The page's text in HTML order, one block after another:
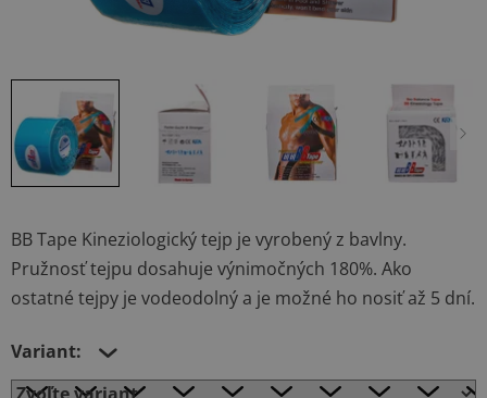
BB Tape Kineziologický tejp je vyrobený z bavlny.
Pružnosť tejpu dosahuje výnimočných 180%. Ako
ostatné tejpy je vodeodolný a je možné ho nosiť až 5 dní.
Variant: